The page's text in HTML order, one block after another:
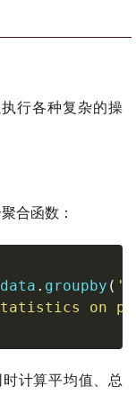
行各种复杂的操
合函数：
. groupby (
on
计算平均值、总